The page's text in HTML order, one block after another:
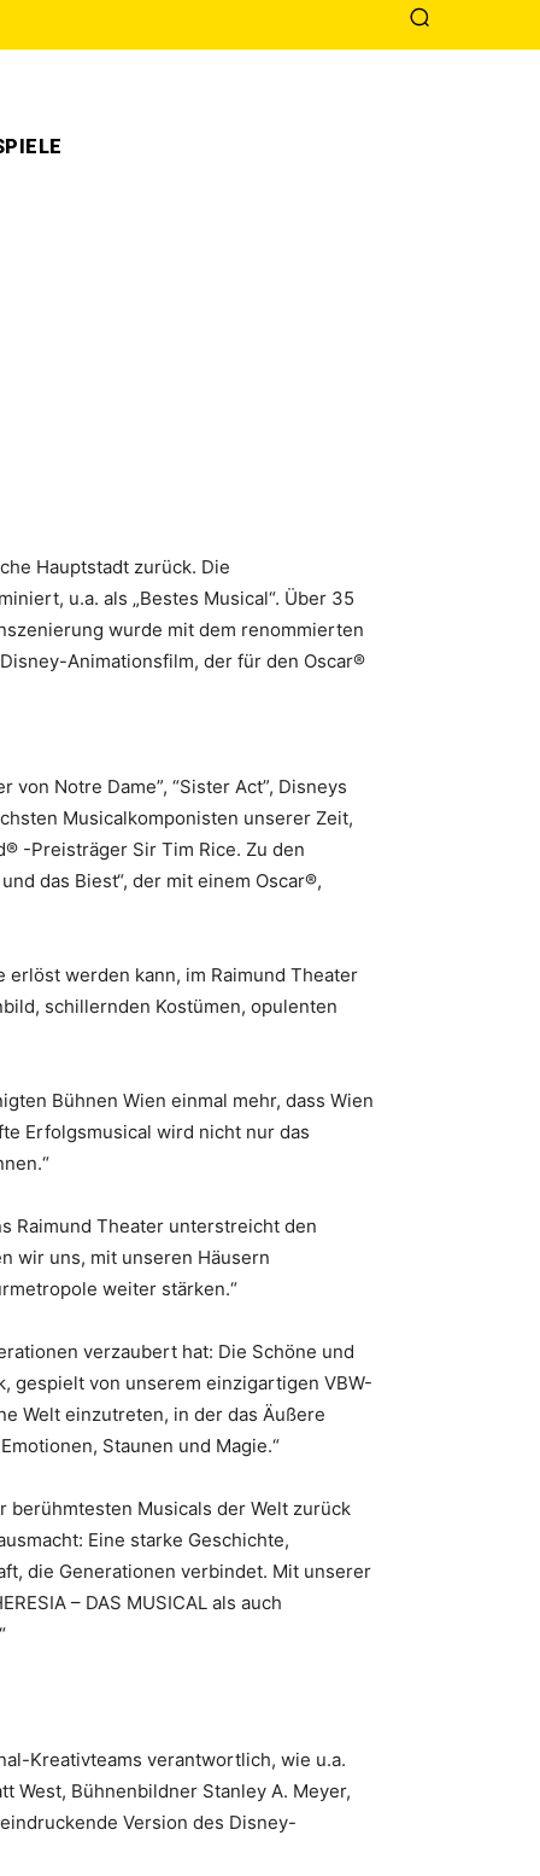
Hauptstadt zurück. Die
u.a. als „Bestes Musical“. Über 35
wurde mit dem renommierten
Animationsfilm, der für den Oscar®
Notre Dame”, “Sister Act”, Disneys
Musicalkomponisten unserer Zeit,
-Preisträger Sir Tim Rice. Zu den
das Biest“, der mit einem Oscar®,
werden kann, im Raimund Theater
schillernden Kostümen, opulenten
Bühnen Wien einmal mehr, dass Wien
Erfolgsmusical wird nicht nur das
Raimund Theater unterstreicht den
wir uns, mit unseren Häusern
weiter stärken.“
verzaubert hat: Die Schöne und
gespielt von unserem einzigartigen VBW-
Welt einzutreten, in der das Äußere
Staunen und Magie.“
berühmtesten Musicals der Welt zurück
Eine starke Geschichte,
die Generationen verbindet. Mit unserer
– DAS MUSICAL als auch
Kreativteams verantwortlich, wie u.a.
West, Bühnenbildner Stanley A. Meyer,
Version des Disney-